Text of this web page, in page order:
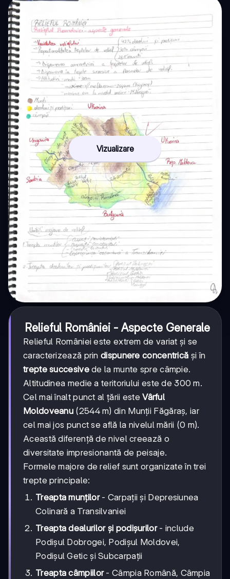
Vizualizare
Relieful României - Aspecte Generale
Relieful României este extrem de variat și se
caracterizează prindispunere concentrică și în
trepte succesivede la munte spre câmpie.
Altitudinea medie a teritoriului este de 300 m.
Cel mai înalt punct al țării esteVârful
Moldoveanu (2544 m) din Munții Făgăraș, iar
cel mai jos punct se află la nivelul mării (0 m).
Această diferență de nivel creează o
diversitate impresionantă de peisaje.
Formele majore de relief sunt organizate în trei
trepte principale:
Treapta munților- Carpații și Depresiunea
Colinară a Transilvaniei
Treapta dealurilor și podișurilor- include
Podișul Dobrogei, Podișul Moldovei,
Podișul Getic și Subcarpații
Treapta câmpiilor- Câmpia Română, Câmpia